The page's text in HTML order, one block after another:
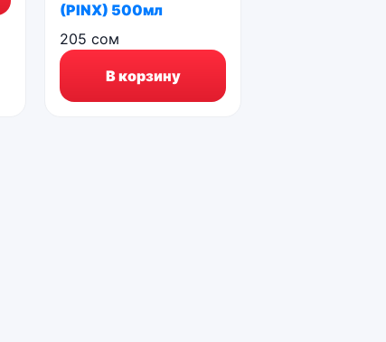
(PINX) 500мл
205 сом
В корзину